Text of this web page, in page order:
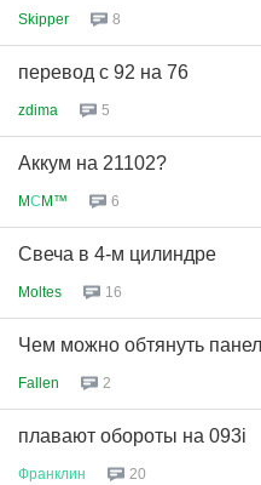
Skipper 8
перевод с 92 на 76
zdima 5
Аккум на 21102?
MСM™ 6
Свеча в 4-м цилиндре
Moltes 16
Чем можно обтянуть
Fallen 2
плавают обороты на 093i
Франклин 20